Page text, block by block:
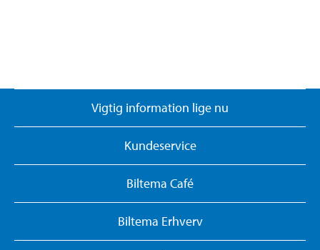
Vigtig information lige nu
Kundeservice
Biltema Café
Biltema Erhverv